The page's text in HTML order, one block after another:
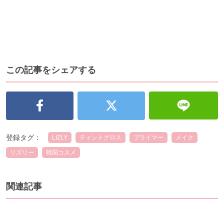
この記事をシェアする
登録タグ： LIZLY ティントグロス プライマー メイク
リズリー 韓国コスメ
関連記事